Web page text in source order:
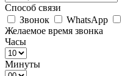
Способ связи
Звонок
WhatsApp
Желаемое время звонка
Часы
Минуты